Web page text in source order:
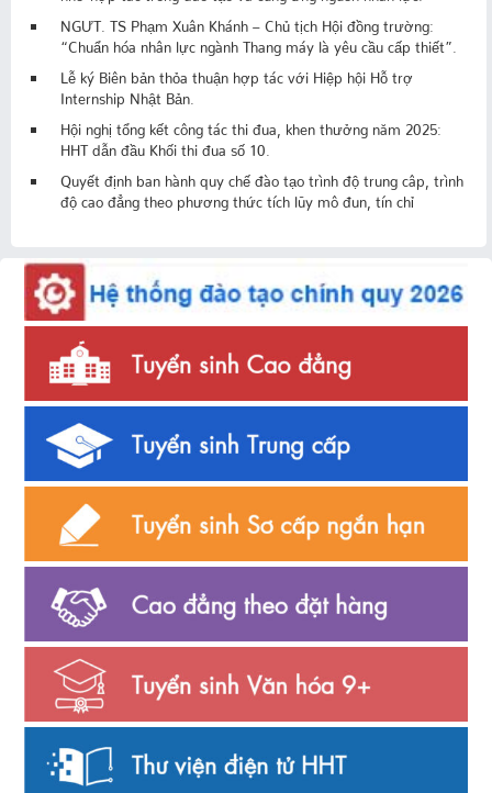
NGƯT. TS Phạm Xuân Khánh – Chủ tịch Hội đồng trường:
“Chuẩn hóa nhân lực ngành Thang máy là yêu cầu cấp thiết”.
Lễ ký Biên bản thỏa thuận hợp tác với Hiệp hội Hỗ trợ
Internship Nhật Bản.
Hội nghị tổng kết công tác thi đua, khen thưởng năm 2025:
HHT dẫn đầu Khối thi đua số 10.
Quyết định ban hành quy chế đào tạo trình độ trung câp, trình
độ cao đẳng theo phương thức tích lũy mô đun, tín chỉ